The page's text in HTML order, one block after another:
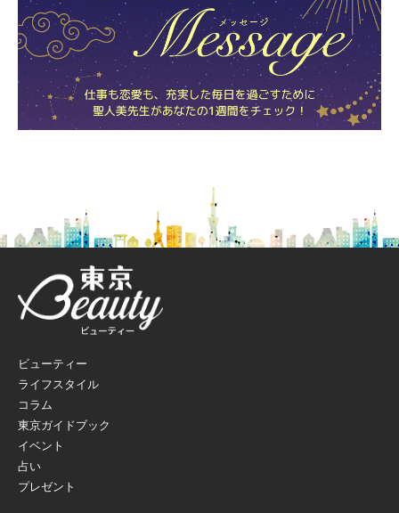
ビューティー
ライフスタイル
コラム
東京ガイドブック
イベント
占い
プレゼント